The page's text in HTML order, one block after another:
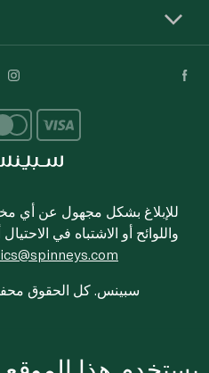
للإبلاغ بشكل مجهول عن أي
واللوائح أو الاشتباه في
© 2020-2026 سبينس. كل الحقوق